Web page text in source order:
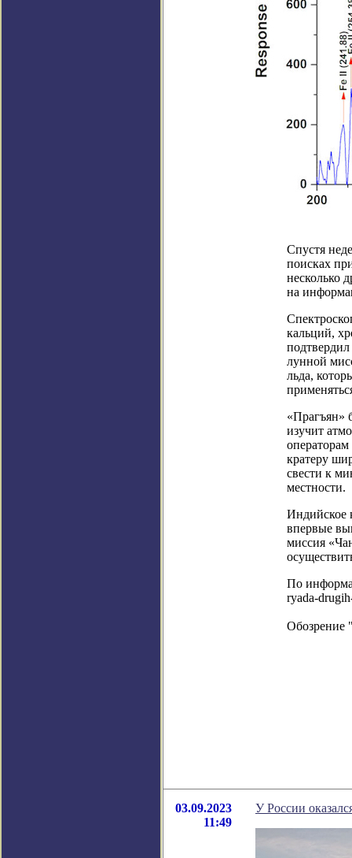
Спустя
поисках
несколько
на
кальций,
лунной
льда,
«Прагъян»
изучит
кратеру
свести к
местности.
Индийское
впервые
миссия
По
ryada-
Обозрение
03.09.2023
11:49
У России